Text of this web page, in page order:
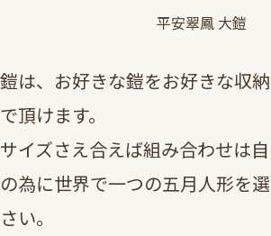
平安翠鳳 大鎧
鎧は、お好きな鎧をお好きな収
で頂けます。
サイズさえ合えば組み合わせは
の為に世界で一つの五月人形を
さい。